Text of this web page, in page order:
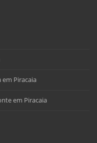
Piracaia
em Piracaia